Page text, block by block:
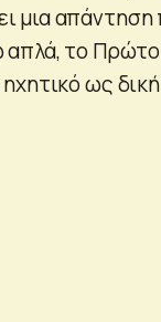
μια απάντηση
απλά, το Πρώτο
ως